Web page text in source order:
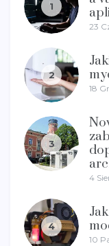
1
23
2
18
3
4
4
10